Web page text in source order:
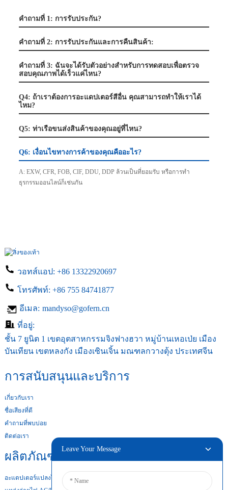
คำถามที่ 1: การรับประกัน?
คำถามที่ 2: การรับประกันและการคืนสินค้า:
คำถามที่ 3: ฉันจะได้รับตัวอย่างสำหรับการทดสอบเพื่อตรวจ
สอบคุณภาพได้เร็วแค่ไหน?
Q4: ถ้าเราต้องการอะแดปเตอร์สีอื่น คุณสามารถทำให้เราได้
ไหม?
Q5: ท่าเรือขนส่งสินค้าของคุณอยู่ที่ไหน?
Q6: เงื่อนไขทางการค้าของคุณคืออะไร?
A: EXW, CFR, FOB, CIF, DDU, DDP ล้วนเป็นที่ยอมรับ หรือการทำ
ธุรกรรมออนไลน์ก็เช่นกัน
วอทส์แอป: +86 13322920697
โทรศัพท์: +86 755 84741877
อีเมล: mandyso@gofern.cn
ที่อยู่:
ชั้น 7 ยูนิต 1 เขตอุตสาหกรรมจิงฟางฮวา หมู่บ้านเหอเป่ย เมือง
บันเทียน เขตหลงกัง เมืองเซินเจิ้น มณฑลกวางตุ้ง ประเทศจีน
การสนับสนุนและบริการ
เกี่ยวกับเรา
ชื่อเสียงที่ดี
คำถามที่พบบ่อย
ติดต่อเรา
ผลิตภัณฑ์ของเรา
อะแดปเตอร์แปลงไฟสำหรับเดสก์ท็อป
Leave Your Message